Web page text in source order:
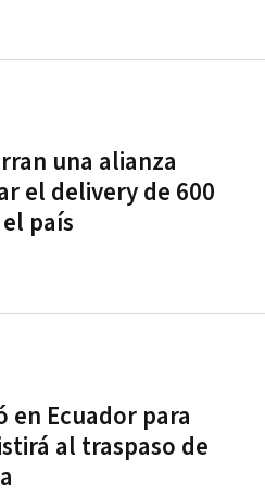
una alianza
el delivery de 600
país
en Ecuador para
al traspaso de